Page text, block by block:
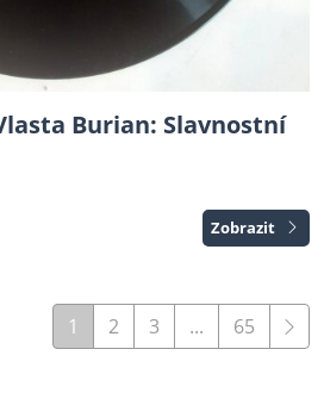
Burian: Slavnostní
Zobrazit
1 2 3 ... 65